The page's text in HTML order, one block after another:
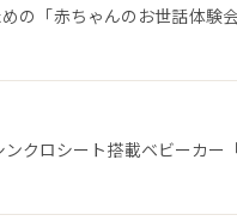
の「赤ちゃんのお世話体験
クロシート搭載ベビーカー